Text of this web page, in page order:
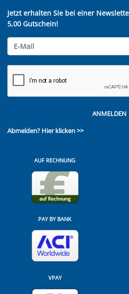
Jetzt erhalten Sie bei einer
5,00 Gutschein!
ANMELDEN
Abmelden? Hier klicken >>
AUF RECHNUNG
PAY BY BANK
VPAY